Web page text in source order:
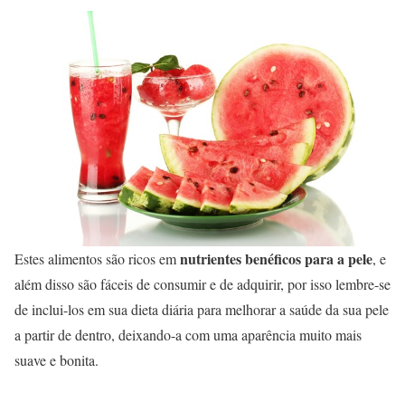
Estes alimentos são ricos emnutrientes benéficos para a pele, e
além disso são fáceis de consumir e de adquirir, por isso lembre-se
de inclui-los em sua dieta diária para melhorar a saúde da sua pele
a partir de dentro, deixando-a com uma aparência muito mais
suave e bonita.